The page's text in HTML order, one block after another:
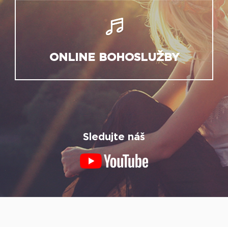
ONLINE BOHOSLUŽBY
Sledujte náš